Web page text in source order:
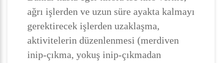
ağrı işlerden ve uzun süre ayakta kalmayı
gerektirecek işlerden uzaklaşma,
aktivitelerin düzenlenmesi (merdiven
inip-çıkma, yokuş inip-çıkmadan